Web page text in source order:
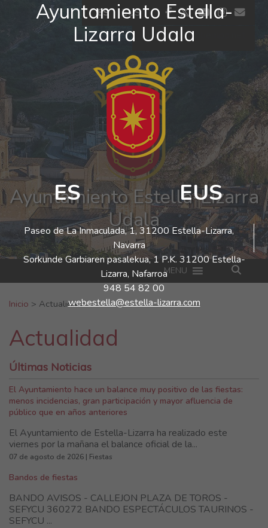
Ayuntamiento Estella-
Lizarra Udala
ES EUS
Paseo de La Inmaculada, 1, 31200 Estella-Lizarra,
Navarra
Sorkunde Garbiaren pasalekua, 1 P.K. 31200 Estella-
Lizarra, Nafarroa
948 54 82 00
webestella@estella-lizarra.com
Ir al contenido ES EUS facebook
twitter
youtube
El tiempo - Tutiempo.net
Ayuntamiento Estella-Lizarra
Udala
MENU
Buscar:
Inicio > Actualidad
Actualidad
Últimas Noticias
El Ayuntamiento hace un balance muy positivo de las fiestas:
menos incidencias, gran participación y mayor afluencia de
público que en años anteriores
El Ayuntamiento de Estella-Lizarra ha realizado este
viernes por la mañana el balance oficial de la...
07 de agosto de 2026 | Fiestas
Bandos de fiestas
BANDO AVISOS - CALLEJON PLAZA DE TOROS -
SEFYCU 360272 BANDO ESPECTÁCULOS TAURINOS -
SEFYCU ...